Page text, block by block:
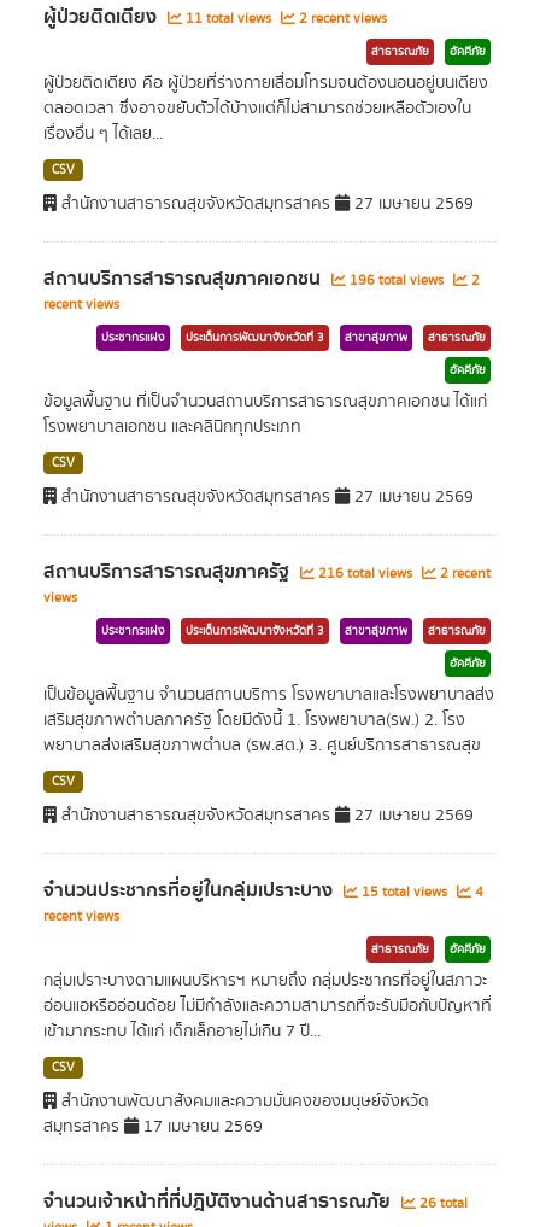
ผู้ป่วยติดเตียง 11 total views 2 recent views
สาธารณภัย อัคคีภัย
ผู้ป่วยติดเตียง คือ ผู้ป่วยที่ร่างกายเสื่อมโทรมจนต้องนอนอยู่บนเตียง
ตลอดเวลา ซึ่งอาจขยับตัวได้บ้างแต่ก็ไม่สามารถช่วยเหลือตัวเองใน
เรื่องอื่น ๆ ได้เลย...
CSV
สำนักงานสาธารณสุขจังหวัดสมุทรสาคร 27 เมษายน 2569
สถานบริการสาธารณสุขภาคเอกชน 196 total views
2
recent views
ประชากรแฝง ประเด็นการพัฒนาจังหวัดที่ 3 สาขาสุขภาพ
สาธารณภัย
อัคคีภัย
ข้อมูลพื้นฐาน ที่เป็นจำนวนสถานบริการสาธารณสุขภาคเอกชน ได้แก่
โรงพยาบาลเอกชน และคลินิกทุกประเภท
CSV
สำนักงานสาธารณสุขจังหวัดสมุทรสาคร 27 เมษายน 2569
สถานบริการสาธารณสุขภาครัฐ 216 total views
2 recent
views
ประชากรแฝง ประเด็นการพัฒนาจังหวัดที่ 3 สาขาสุขภาพ
สาธารณภัย
อัคคีภัย
เป็นข้อมูลพื้นฐาน จำนวนสถานบริการ โรงพยาบาลและโรงพยาบาลส่ง
เสริมสุขภาพตำบลภาครัฐ โดยมีดังนี้ 1. โรงพยาบาล(รพ.) 2. โรง
พยาบาลส่งเสริมสุขภาพตำบล (รพ.สต.) 3. ศูนย์บริการสาธารณสุข
CSV
สำนักงานสาธารณสุขจังหวัดสมุทรสาคร 27 เมษายน 2569
จำนวนประชากรที่อยู่ในกลุ่มเปราะบาง 15 total views
4
recent views
สาธารณภัย อัคคีภัย
กลุ่มเปราะบางตามแผนบริหารฯ หมายถึง กลุ่มประชากรที่อยู่ในสภาวะ
อ่อนแอหรืออ่อนด้อย ไม่มีกำลังและความสามารถที่จะรับมือกับปัญหาที่
เข้ามากระทบ ได้แก่ เด็กเล็กอายุไม่เกิน 7 ปี...
CSV
สำนักงานพัฒนาสังคมและความมั่นคงของมนุษย์จังหวัด
สมุทรสาคร
17 เมษายน 2569
จำนวนเจ้าหน้าที่ที่ปฎิบัติงานด้านสาธารณภัย
26 total